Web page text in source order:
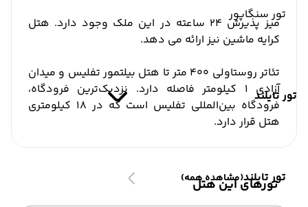
تور سنگاپور
تور تایلند
تور تایلند(مشاهده همه)
میز پذیرش 24 ساعته در این ملک وجود دارد. هتل
کرایه ماشین نیز ارائه می دهد.
تئاتر روستاولی 400 متر تا هتل بیلتمور تفلیس و میدان
آزادی 1 کیلومتر فاصله دارد. نزدیک‌ترین فرودگاه،
فرودگاه بین‌المللی تفلیس است که در ۱۸ کیلومتری
هتل قرار دارد.
تورهای این هتل